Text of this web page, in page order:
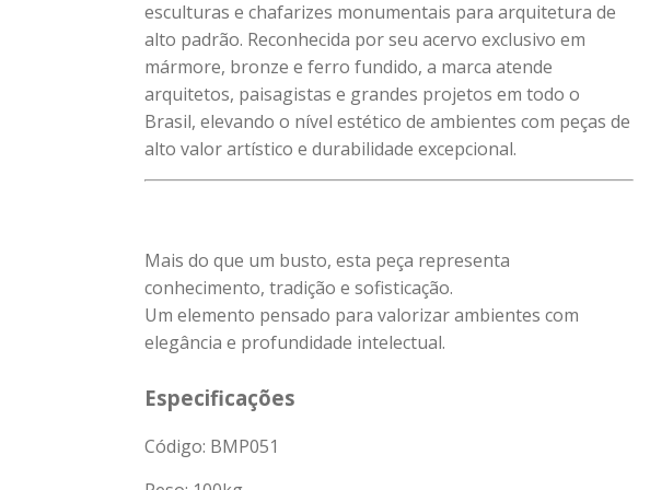
esculturas e chafarizes monumentais para arquitetura de
alto padrão. Reconhecida por seu acervo exclusivo em
mármore, bronze e ferro fundido, a marca atende
arquitetos, paisagistas e grandes projetos em todo o
Brasil, elevando o nível estético de ambientes com peças de
alto valor artístico e durabilidade excepcional.
Mais do que um busto, esta peça representa
conhecimento, tradição e sofisticação.
Um elemento pensado para valorizar ambientes com
elegância e profundidade intelectual.
Especificações
Código: BMP051